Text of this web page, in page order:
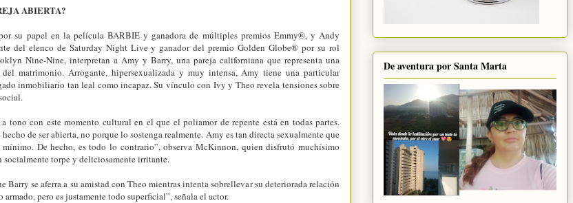
ABIERTA?
su papel en la película BARBIE y ganadora de múltiples premios Emmy®, y Andy
del elenco de Saturday Night Live y ganador del premio Golden Globe® por su rol
Nine-Nine, interpretan a Amy y Barry, una pareja californiana que representa una
matrimonio. Arrogante, hipersexualizada y muy intensa, Amy tiene una particular
inmobiliario tan leal como incapaz. Su vínculo con Ivy y Theo revela tensiones sobre
tono con este momento cultural en el que el poliamor de repente está en todas partes.
de ser abierta, no porque lo sostenga realmente. Amy es tan directa sexualmente que
De hecho, es todo lo contrario”, observa McKinnon, quien disfrutó muchísimo
socialmente torpe y deliciosamente irritante.
Barry se aferra a su amistad con Theo mientras intenta sobrellevar su deteriorada relación
pero es justamente todo superficial”, señala el actor.
De aventura por Santa Marta